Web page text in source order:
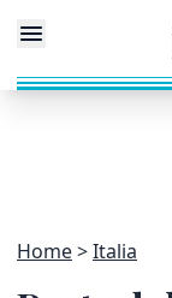
Home Italia